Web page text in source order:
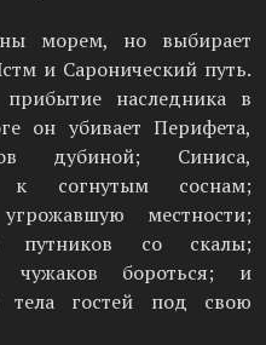
морем, но выбирает
и Саронический путь.
наследника в
он убивает Перифета,
дубиной; Синиса,
к согнутым соснам;
местности;
путников со скалы;
чужаков бороться; и
тела гостей под свою